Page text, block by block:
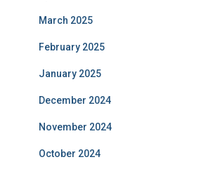
March 2025
February 2025
January 2025
December 2024
November 2024
October 2024